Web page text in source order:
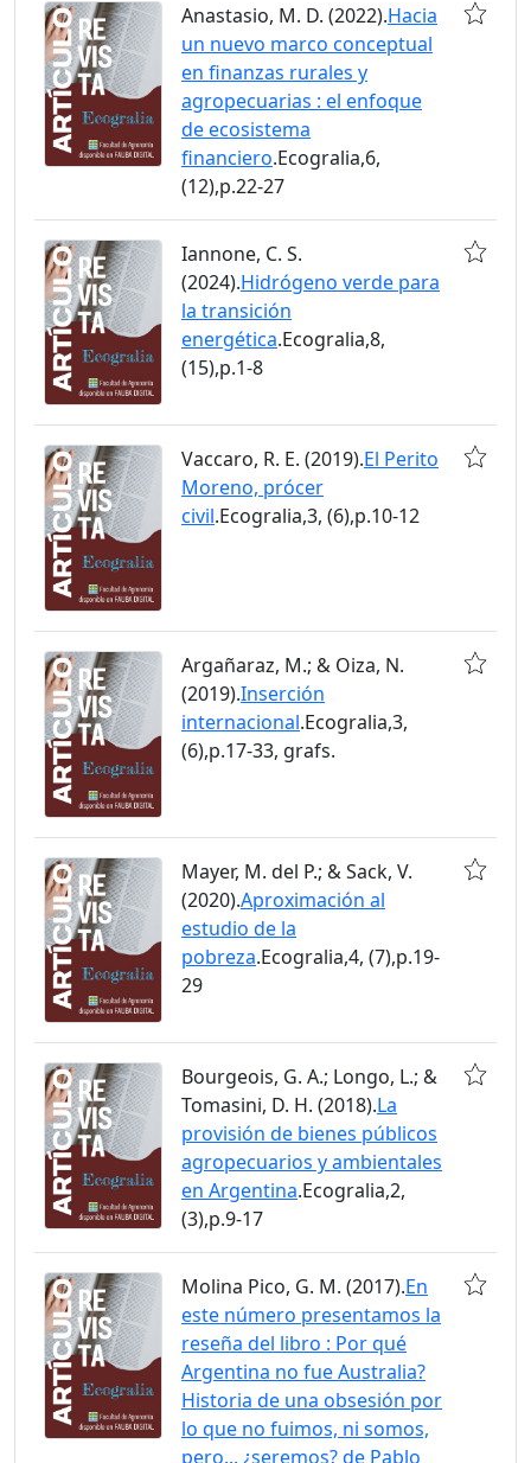
Anastasio, M. D. (2022).Hacia
un nuevo marco conceptual
en finanzas rurales y
agropecuarias : el enfoque
de ecosistema
financiero.Ecogralia,6,
(12),p.22-27
Iannone, C. S.
(2024).Hidrógeno verde para
la transición
energética.Ecogralia,8,
(15),p.1-8
Vaccaro, R. E. (2019).El Perito
Moreno, prócer
civil.Ecogralia,3, (6),p.10-12
Argañaraz, M.; & Oiza, N.
(2019).Inserción
internacional.Ecogralia,3,
(6),p.17-33, grafs.
Mayer, M. del P.; & Sack, V.
(2020).Aproximación al
estudio de la
pobreza.Ecogralia,4, (7),p.19-
29
Bourgeois, G. A.; Longo, L.; &
Tomasini, D. H. (2018).La
provisión de bienes públicos
agropecuarios y ambientales
en Argentina.Ecogralia,2,
(3),p.9-17
Molina Pico, G. M. (2017).En
este número presentamos la
reseña del libro : Por qué
Argentina no fue Australia?
Historia de una obsesión por
lo que no fuimos, ni somos,
pero... ¿seremos? de Pablo